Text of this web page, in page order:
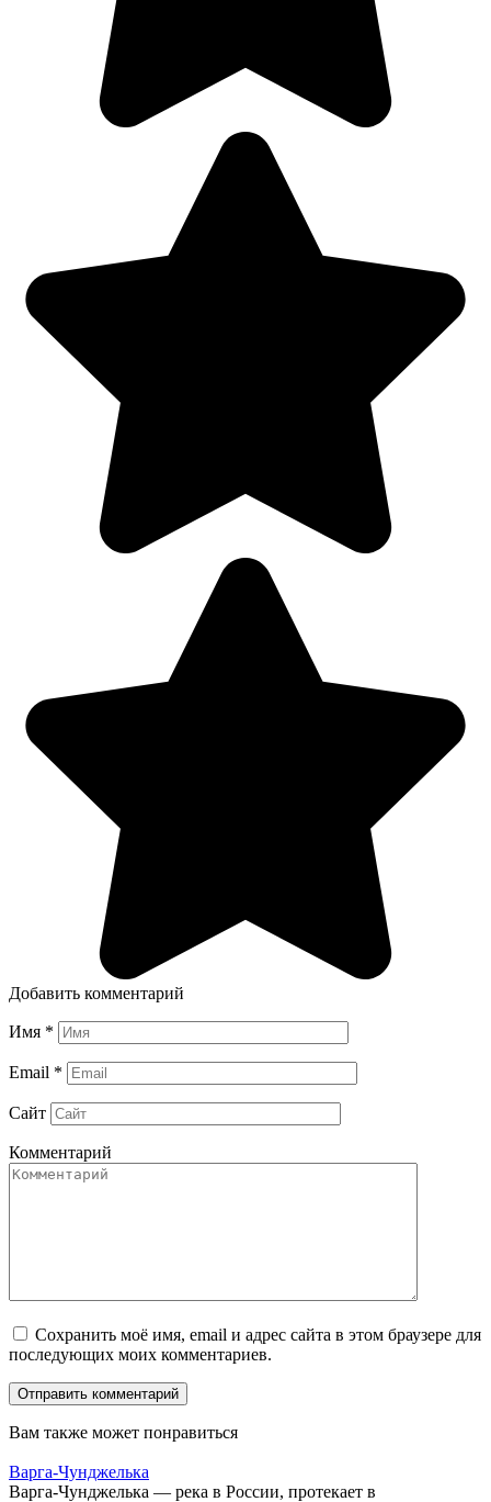
Добавить комментарий
Имя *
Email *
Сайт
Комментарий
Сохранить моё имя, email и адрес сайта в этом браузере для
последующих моих комментариев.
Вам также может понравиться
Варга-Чунджелька
Варга-Чунджелька — река в России, протекает в